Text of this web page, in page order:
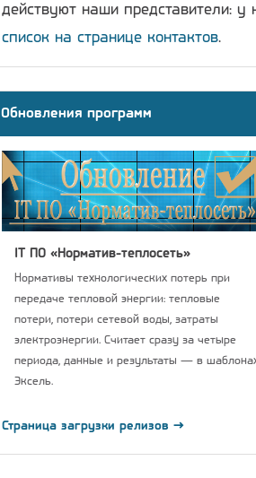
действуют наши представители:
список на странице контактов.
Обновления программ
IT ПО «Норматив-теплосеть»
Нормативы технологических потерь при
передаче тепловой энергии: тепловые
потери, потери сетевой воды, затраты
электроэнергии. Считает сразу за четыре
периода, данные и результаты — в
Эксель.
Страница загрузки релизов →